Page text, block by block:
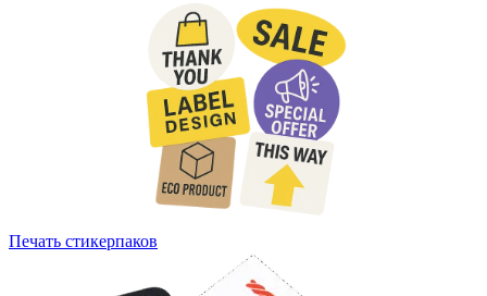
Печать стикерпаков